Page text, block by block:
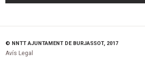
© NNTT AJUNTAMENT DE BURJASSOT, 2017
Avís Legal